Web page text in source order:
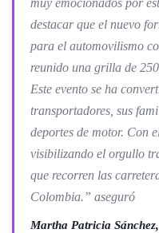
destacar que el nuevo
para el automovilismo
reunido una grilla de
Este evento se ha
transportadores, sus
deportes de motor. Con
visibilizando el orgullo
que recorren las
Colombia.” aseguró
Martha Patricia